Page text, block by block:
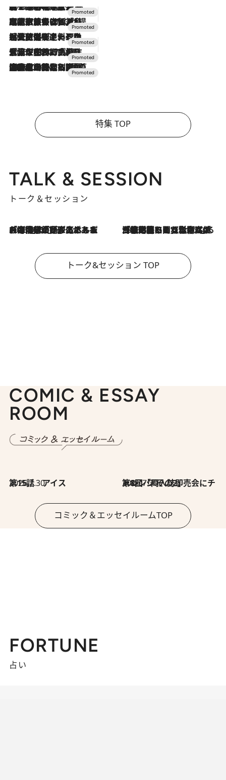
2026.8.7
【トンボの足水浴】ヒノキの香りに包まれて涼感マックス！約13℃の湧水かけ流しを避暑地「星野温泉 トンボの湯」で体験
2026.7.31
【ホテル帰省】という選択肢をOMOが提案。家族とほどよい距離を保つには「昼は実家、夜は気兼ねなくホテルで！」
2026.7.24
【夏限定ディナーコース】旬を迎える稚鮎や花ズッキーニなどをイタリア・トスカーナの郷土料理の手法で満喫！
2026.7.17
「土佐和ハーブかき氷」がOMO7高知に登場！生姜、山椒、大葉など目にも舌にも涼を呼ぶ郷土の味
2026.7.10
NEW OPEN！【界 草津】名湯の地に誕生。趣の異なる2種の温泉と上州ならではの会席・蕎麦割烹など美食を味わう究極の癒やし旅
特集 TOP
TALK & SESSION
トーク＆セッション
2026.8.3
「今後値上げがあるとすれば…」「リスクがあるのは今年の冬」エネルギー専門家が語る、ホルムズ海峡封鎖が家庭にもたらす“ある心配” 2026.8.3
「住宅建てられない…」「サーチャージ料の高値が続いている」ホルムズ海峡封鎖による影響はいつまで続く？《エネルギー専門家に聞く“どうなる日本の暮らし”》
トーク&セッション TOP
COMIC & ESSAY
ROOM
2026.7.30
第15話 アイス 2026.7.30
第8回「同人誌即売会にチャレンジ その2」
コミック＆エッセイルームTOP
FORTUNE
占い